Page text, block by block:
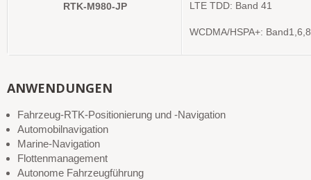
RTK-M980-JP LTE TDD: Band 41
WCDMA/HSPA+:
ANWENDUNGEN
Fahrzeug-RTK-Positionierung und -Navigation
Automobilnavigation
Marine-Navigation
Flottenmanagement
Autonome Fahrzeugführung